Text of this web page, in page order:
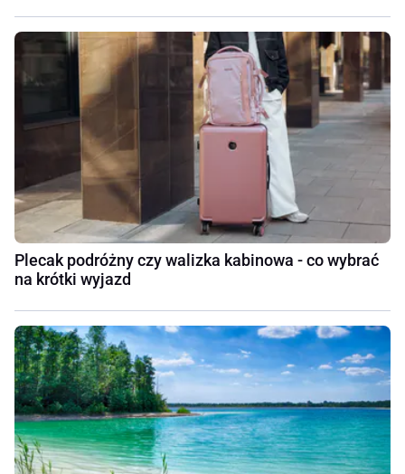
Plecak podróżny czy walizka kabinowa - co wybrać
na krótki wyjazd